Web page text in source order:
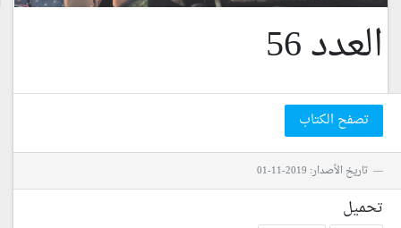
العدد 56
تصفح الكتاب
تاريخ الأصدار: 2019-11-01
تحميل